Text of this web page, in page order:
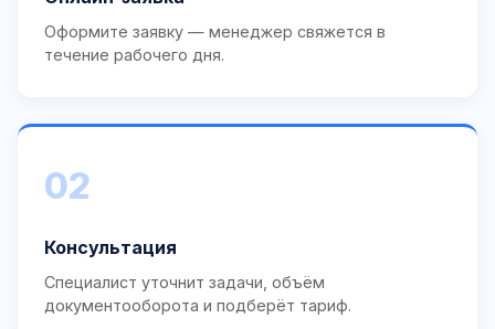
Оформите заявку — менеджер свяжется в
течение рабочего дня.
02
Консультация
Специалист уточнит задачи, объём
документооборота и подберёт тариф.